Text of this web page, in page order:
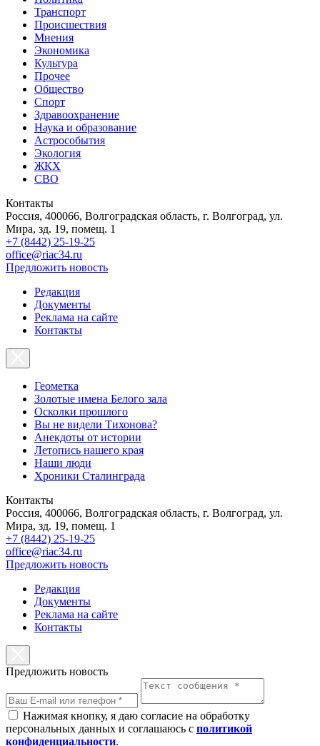
Транспорт
Происшествия
Мнения
Экономика
Культура
Прочее
Общество
Спорт
Здравоохранение
Наука и образование
Астрособытия
Экология
ЖКХ
СВО
Контакты
Россия, 400066, Волгоградская область, г. Волгоград, ул.
Мира, зд. 19, помещ. 1
+7 (8442) 25-19-25
office@riac34.ru
Предложить новость
Редакция
Документы
Реклама на сайте
Контакты
Геометка
Золотые имена Белого зала
Осколки прошлого
Вы не видели Тихонова?
Анекдоты от истории
Летопись нашего края
Наши люди
Хроники Сталинграда
Контакты
Россия, 400066, Волгоградская область, г. Волгоград, ул.
Мира, зд. 19, помещ. 1
+7 (8442) 25-19-25
office@riac34.ru
Предложить новость
Редакция
Документы
Реклама на сайте
Контакты
Предложить новость
Нажимая кнопку, я даю согласие на обработку
персональных данных и соглашаюсь с политикой
конфиденциальности.